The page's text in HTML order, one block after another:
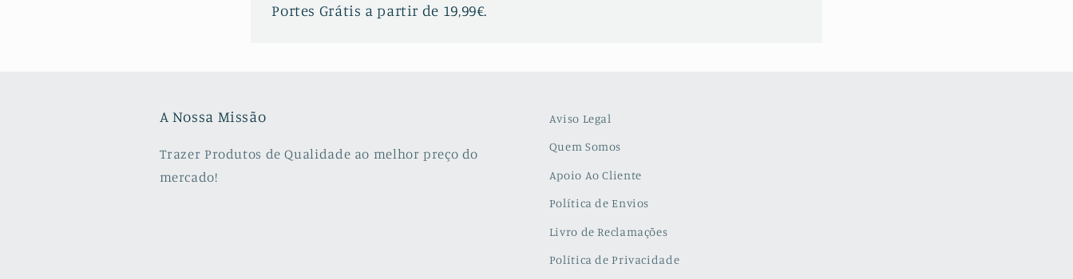
Portes Grátis a partir de 19,99€.
A Nossa Missão
Trazer Produtos de Qualidade ao melhor preço do
mercado!
Aviso Legal
Quem Somos
Apoio Ao Cliente
Política de Envios
Livro de Reclamações
Política de Privacidade